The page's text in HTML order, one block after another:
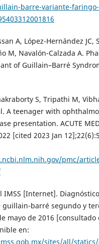
barre-variante-
A, López-Hernández JC,
M, Navalón-Calzada A.
of Guillain–Barré
S, Tripathi M,
A teenager with
presentation. ACUTE
[cited 2023 Jan
pmc/
IMSS [Internet].
guillain-barré segundo y
mayo de 2016 [consultado
en:
sites/all/statics/